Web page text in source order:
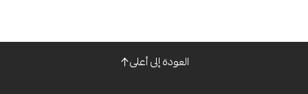
العودة إلى أعلى